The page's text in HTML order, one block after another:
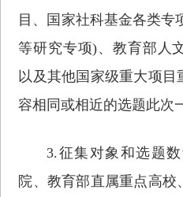
目、国家社科基金各类专
等研究专项)、教育部人
以及其他国家级重大项
容相同或相近的选题此次
3.征集对象和选题
院、教育部直属重点高